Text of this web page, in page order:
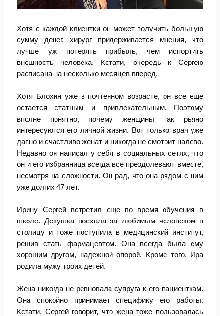
Хотя с каждой клиентки он может получить большую
сумму денег, хирург придерживается мнения, что
лучше уж потерять прибыль, чем испортить
внешность человека. Кстати, очередь к Сергею
расписана на несколько месяцев вперед.
Хотя Блохин уже в почтенном возрасте, он все еще
остается статным и привлекательным. Поэтому
вполне понятно, почему женщины так рьяно
интересуются его личной жизни. Вот только врач уже
давно и счастливо женат и никогда не смотрит налево.
Недавно он написал у себя в социальных сетях, что
он и его избранница всегда все преодолевают вместе,
несмотря на сложности. Он рад, что она рядом с ним
уже долгих 47 лет.
Ирину Сергей встретил еще во время обучения в
школе. Девушка поехала за любимым человеком в
столицу и тоже поступила в медицинский институт,
решив стать фармацевтом. Она всегда была ему
хорошим другом, надежной опорой. Кроме того, Ира
родила мужу троих детей.
Жена никогда не ревновала супруга к его пациенткам.
Она спокойно принимает специфику его работы.
Кстати, Сергей говорит, что жена тоже пользовалась